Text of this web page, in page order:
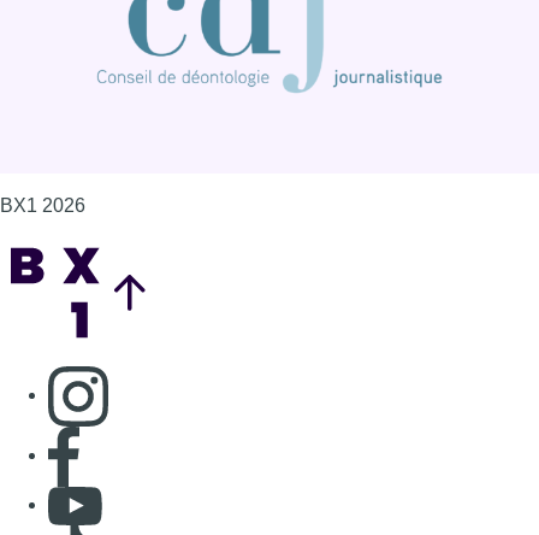
BX1 2026
Consulter page Instagram
Consulter page Facebook
Consulter Youtube